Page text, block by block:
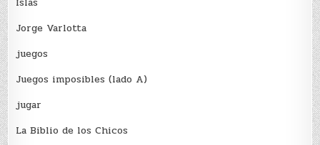
Jorge Varlotta
juegos
Juegos imposibles (lado A)
jugar
La Biblio de los Chicos